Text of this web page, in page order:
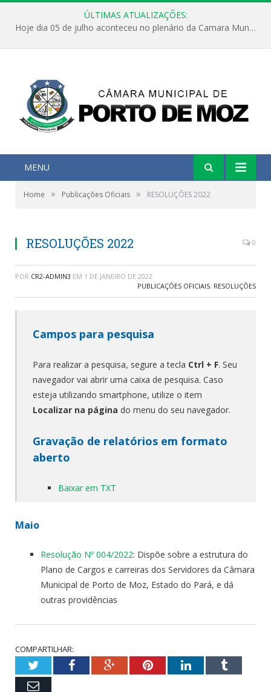
ÚLTIMAS ATUALIZAÇÕES:
Hoje dia 05 de julho aconteceu no plenário da Camara Municipal de Porto de Moz a Sessão Solene de Abertura dos Trabalhos Legislativos 2º Período da 23ª Legislatura
MENU
Home » Publicações Oficiais » RESOLUÇÕES 2022
RESOLUÇÕES 2022 0
POR CR2-ADMIN3 EM 1 DE JANEIRO DE 2022
PUBLICAÇÕES OFICIAIS, RESOLUÇÕES
Campos para pesquisa
Para realizar a pesquisa, segure a tecla Ctrl + F. Seu
navegador vai abrir uma caixa de pesquisa. Caso
esteja utilizando smartphone, utilize o item
Localizar na página do menu do seu navegador.
Gravação de relatórios em formato
aberto
Baixar em TXT
Maio
Resolução Nº 004/2022: Dispõe sobre a estrutura do
Plano de Cargos e carreiras dos Servidores da Câmara
Municipal de Porto de Moz, Estado do Pará, e dá
outras providências
COMPARTILHAR:
TwitterFacebookGoogle+PinterestLinkedInTumblr
Email